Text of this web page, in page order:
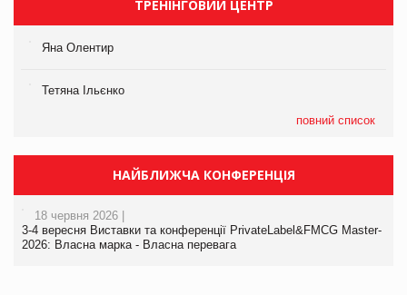
ТРЕНІНГОВИЙ ЦЕНТР
Яна Олентир
Тетяна Ільєнко
повний список
НАЙБЛИЖЧА КОНФЕРЕНЦІЯ
18 червня 2026 |
3-4 вересня Виставки та конференції PrivateLabel&FMCG Master-
2026: Власна марка - Власна перевага